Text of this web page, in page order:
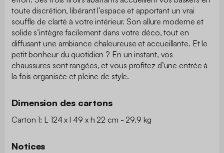
toute discrétion, libérant l’espace et apportant un vrai
souffle de clarté à votre intérieur. Son allure moderne et
solide s’intègre facilement dans votre déco, tout en
diffusant une ambiance chaleureuse et accueillante. Et le
petit bonheur du quotidien ? En un instant, vos
chaussures sont rangées, et vous profitez d’une entrée à
la fois organisée et pleine de style.
Dimension des cartons
Carton 1: L 124 x l 49 x h 22 cm - 29.9 kg
Notices